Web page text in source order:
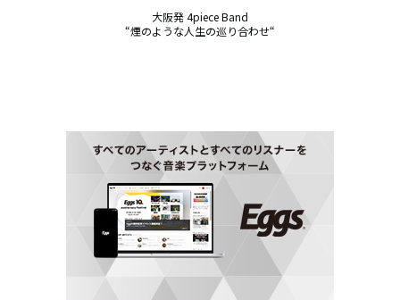
大阪発 4piece Band
“煙のような人生の巡り合わせ“